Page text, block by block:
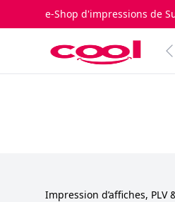
e-Shop d'impressions de
Impression.cool
Impression d’affiches,